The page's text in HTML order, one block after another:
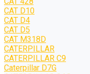
CAT D10
CAT D4
CAT D5
CAT M318D
CATERPILLAR
CATERPILLAR C9
Caterpillar D7G